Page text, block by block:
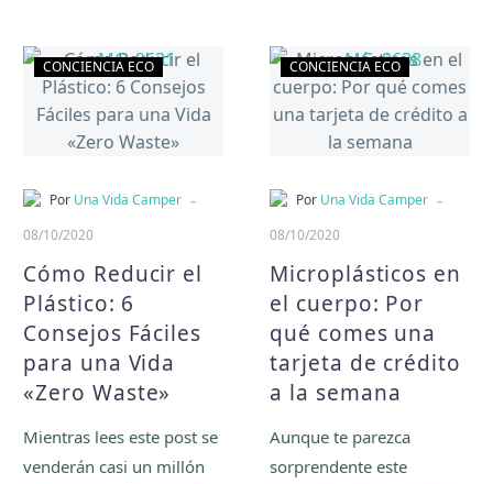
guays.
Cómo
Reducir
el
Plástico:
Consejos
una
Vida
«Zero
Waste»
CONCIENCIA ECO
Por Una Vida Camper -
08/10/2020
Cómo Reducir el
Plástico: 6
Consejos Fáciles
para una Vida
«Zero Waste»
Mientras lees este post se
venderán casi un millón
Microplásticos
en
el
cuerpo:
qué
tarjeta
de
crédito
a
la
CONCIENCIA ECO
Por Una Vida Camper -
08/10/2020
Microplásticos en
el cuerpo: Por
qué comes una
tarjeta de crédito
a la semana
Aunque te parezca
sorprendente este